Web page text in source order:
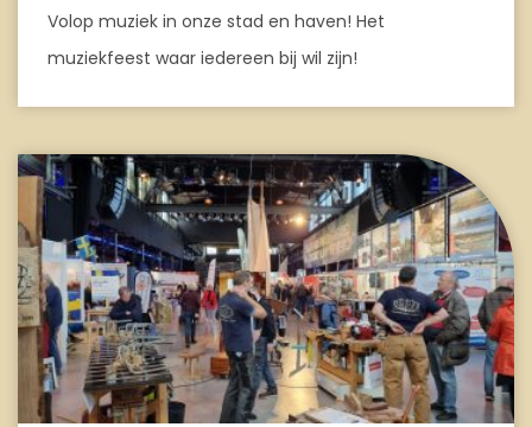
Volop muziek in onze stad en haven! Het
muziekfeest waar iedereen bij wil zijn!